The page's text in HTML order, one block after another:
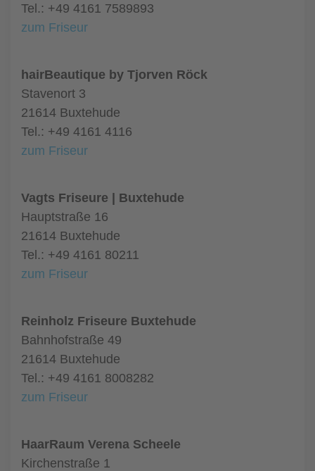
Tel.: +49 4161 7589893
zum Friseur
hairBeautique by Tjorven Röck
Stavenort 3
21614 Buxtehude
Tel.: +49 4161 4116
zum Friseur
Vagts Friseure | Buxtehude
Hauptstraße 16
21614 Buxtehude
Tel.: +49 4161 80211
zum Friseur
Reinholz Friseure Buxtehude
Bahnhofstraße 49
21614 Buxtehude
Tel.: +49 4161 8008282
zum Friseur
HaarRaum Verena Scheele
Kirchenstraße 1